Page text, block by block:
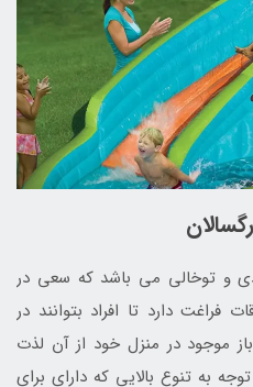
و توخالی می باشد که سعی در
فراغت دارد تا افراد بتوانند در
موجود در منزل خود از آن لذت
به تنوع بالایی که دارای برای